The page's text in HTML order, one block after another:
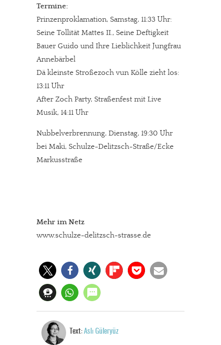
In eigener Sache
Dir gefällt unsere Arbeit?
meinesuedstadt.de finanziert sich durch Partnerprofile und
Werbung. Beide Einnahmequellen sind in den letzten Monaten
stark zurückgegangen.
Solltest Du unsere unabhängige Berichterstattung schätzen,
Paypal - danke@meinesuedstadt.de
Termine:
Prinzenproklamation, Samstag, 11:33 Uhr:
Seine Tollität Mattes II., Seine Deftigkeit
Bauer Guido und Ihre Lieblichkeit Jungfrau
Annebärbel
Dä kleinste Stroßezoch vun Kölle zieht los:
13:11 Uhr
After Zoch Party, Straßenfest mit Live
Musik, 14:11 Uhr
Nubbelverbrennung, Dienstag, 19:30 Uhr
bei Maki, Schulze-Delitzsch-Straße/Ecke
Markusstraße
Mehr im Netz
www.schulze-delitzsch-strasse.de
Text: Aslı Güleryüz